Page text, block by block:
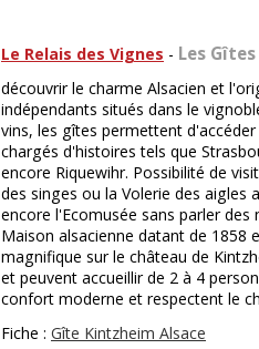
Le Relais des Vignes - Les
découvrir le charme Alsacien et
indépendants situés dans le
vins, les gîtes permettent
chargés d'histoires tels que
encore Riquewihr. Possibilité de
des singes ou la Volerie des aigles
encore l'Ecomusée sans parler
Maison alsacienne datant de 1858
magnifique sur le château de
et peuvent accueillir de 2 à 4
confort moderne et respectent le
Fiche : Gîte Kintzheim Alsace